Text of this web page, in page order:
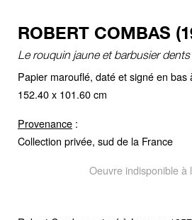
ROBERT COMBAS
Le rouquin jaune et barbusier
Papier marouflé, daté et signé en bas
152.40 x 101.60 cm
Provenance :
Collection privée, sud de la France
Oeuvre indisponible à